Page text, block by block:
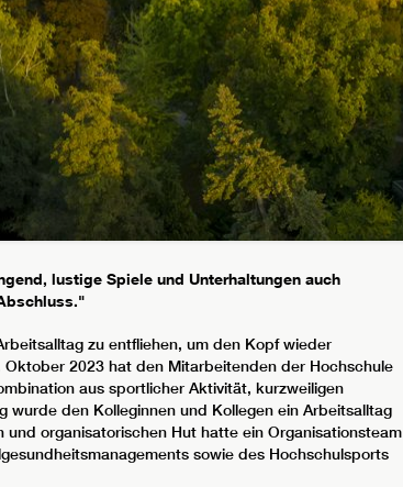
lustige Spiele und Unterhaltungen auch
zu entfliehen, um den Kopf wieder
2023 hat den Mitarbeitenden der Hochschule
aus sportlicher Aktivität, kurzweiligen
den Kolleginnen und Kollegen ein Arbeitsalltag
organisatorischen Hut hatte ein Organisationsteam
sowie des Hochschulsports